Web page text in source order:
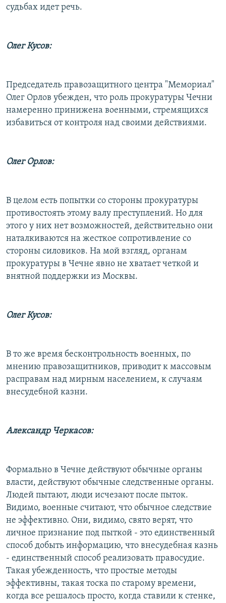
судьбах идет речь.
Олег Кусов:
Председатель правозащитного центра "Мемориал"
Олег Орлов убежден, что роль прокуратуры Чечни
намеренно принижена военными, стремящихся
избавиться от контроля над своими действиями.
Олег Орлов:
В целом есть попытки со стороны прокуратуры
противостоять этому валу преступлений. Но для
этого у них нет возможностей, действительно они
наталкиваются на жесткое сопротивление со
стороны силовиков. На мой взгляд, органам
прокуратуры в Чечне явно не хватает четкой и
внятной поддержки из Москвы.
Олег Кусов:
В то же время бесконтрольность военных, по
мнению правозащитников, приводит к массовым
расправам над мирным населением, к случаям
внесудебной казни.
Александр Черкасов:
Формально в Чечне действуют обычные органы
власти, действуют обычные следственные органы.
Людей пытают, люди исчезают после пыток.
Видимо, военные считают, что обычное следствие
не эффективно. Они, видимо, свято верят, что
личное признание под пыткой - это единственный
способ добыть информацию, что внесудебная казнь
- единственный способ реализовать правосудие.
Такая убежденность, что простые методы
эффективны, такая тоска по старому времени,
когда все решалось просто, когда ставили к стенке,